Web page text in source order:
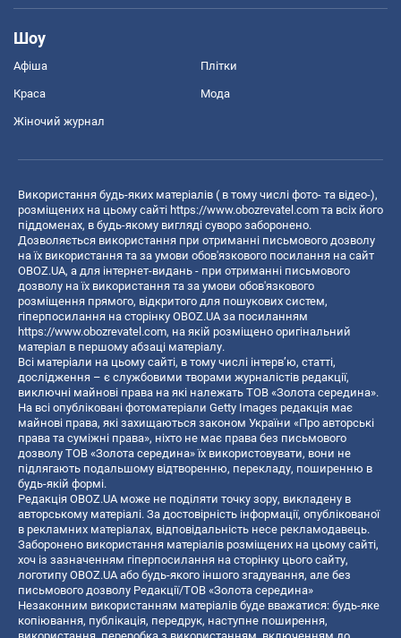
Шоу
Афіша Плітки
Краса Мода
Жіночий журнал
Використання будь-яких матеріалів ( в тому числі фото- та відео-),
розміщених на цьому сайті https://www.obozrevatel.com та всіх його
піддоменах, в будь-якому вигляді суворо заборонено.
Дозволяється використання при отриманні письмового дозволу
на їх використання та за умови обов'язкового посилання на сайт
OBOZ.UA, а для інтернет-видань - при отриманні письмового
дозволу на їх використання та за умови обов'язкового
розміщення прямого, відкритого для пошукових систем,
гіперпосилання на сторінку OBOZ.UA за посиланням
https://www.obozrevatel.com, на якій розміщено оригінальний
матеріал в першому абзаці матеріалу.
Всі матеріали на цьому сайті, в тому числі інтерв’ю, статті,
дослідження – є службовими творами журналістів редакції,
виключні майнові права на які належать ТОВ «Золота середина».
На всі опубліковані фотоматеріали Getty Images редакція має
майнові права, які захищаються законом України «Про авторські
права та суміжні права», ніхто не має права без письмового
дозволу ТОВ «Золота середина» їх використовувати, вони не
підлягають подальшому відтворенню, перекладу, поширенню в
будь-якій формі.
Редакція OBOZ.UA може не поділяти точку зору, викладену в
авторському матеріалі. За достовірність інформації, опублікованої
в рекламних матеріалах, відповідальність несе рекламодавець.
Заборонено використання матеріалів розміщених на цьому сайті,
хоч із зазначенням гіперпосилання на сторінку цього сайту,
логотипу OBOZ.UA або будь-якого іншого згадування, але без
письмового дозволу Редакції/ТОВ «Золота середина»
Незаконним використанням матеріалів буде вважатися: будь-яке
копiювання, публiкацiя, передрук, наступне поширення,